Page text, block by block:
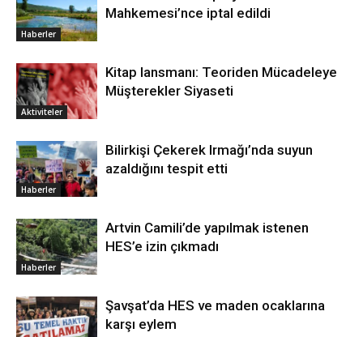
Haberler
Mahkemesi’nce iptal edildi
Aktiviteler
Kitap lansmanı: Teoriden Mücadeleye
Müşterekler Siyaseti
Haberler
Bilirkişi Çekerek Irmağı’nda suyun
azaldığını tespit etti
Haberler
Artvin Camili’de yapılmak istenen
HES’e izin çıkmadı
Şavşat’da HES ve maden ocaklarına
karşı eylem